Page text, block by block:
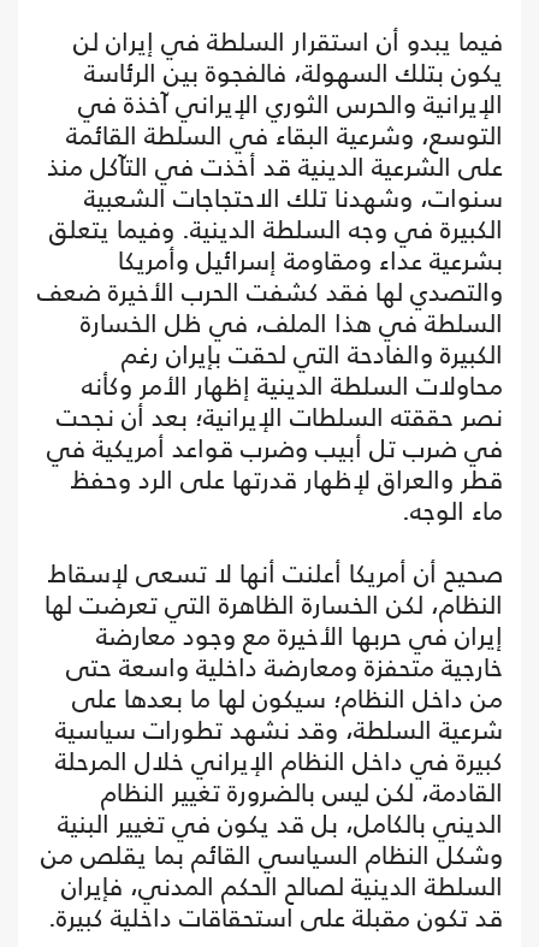
فيما يبدو أن استقرار السلطة في إيران لن
يكون بتلك السهولة، فالفجوة بين الرئاسة
الإيرانية والحرس الثوري الإيراني آخذة في
التوسع، وشرعية البقاء في السلطة القائمة
على الشرعية الدينية قد أخذت في التآكل منذ
سنوات، وشهدنا تلك الاحتجاجات الشعبية
الكبيرة في وجه السلطة الدينية. وفيما يتعلق
بشرعية عداء ومقاومة إسرائيل وأمريكا
والتصدي لها فقد كشفت الحرب الأخيرة ضعف
السلطة في هذا الملف، في ظل الخسارة
الكبيرة والفادحة التي لحقت بإيران رغم
محاولات السلطة الدينية إظهار الأمر وكأنه
نصر حققته السلطات الإيرانية؛ بعد أن نجحت
في ضرب تل أبيب وضرب قواعد أمريكية في
قطر والعراق لإظهار قدرتها على الرد وحفظ
ماء الوجه.
صحيح أن أمريكا أعلنت أنها لا تسعى لإسقاط
النظام، لكن الخسارة الظاهرة التي تعرضت لها
إيران في حربها الأخيرة مع وجود معارضة
خارجية متحفزة ومعارضة داخلية واسعة حتى
من داخل النظام؛ سيكون لها ما بعدها على
شرعية السلطة، وقد نشهد تطورات سياسية
كبيرة في داخل النظام الإيراني خلال المرحلة
القادمة، لكن ليس بالضرورة تغيير النظام
الديني بالكامل، بل قد يكون في تغيير البنية
وشكل النظام السياسي القائم بما يقلص من
السلطة الدينية لصالح الحكم المدني، فإيران
قد تكون مقبلة على استحقاقات داخلية كبيرة.